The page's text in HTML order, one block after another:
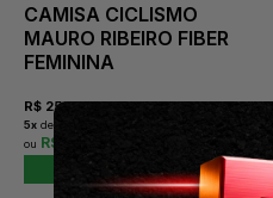
CAMISA CICLISMO
MAURO RIBEIRO FIBER
FEMININA
R$ 259,00
5x de
R$ 233,10